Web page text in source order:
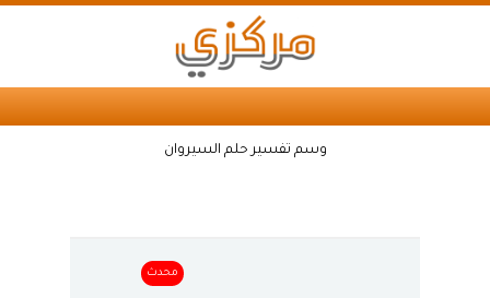
وسم تفسير حلم السيروان
محدث